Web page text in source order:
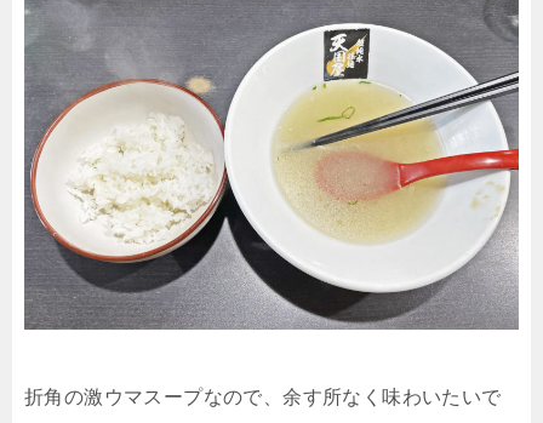
折角の激ウマスープなので、余す所なく味わいたいで